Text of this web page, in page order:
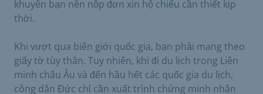
khuyên bạn nên nộp đơn xin hộ chiếu cần thiết kịp
thời.
Khi vượt qua biên giới quốc gia, bạn phải mang theo
giấy tờ tùy thân. Tuy nhiên, khi đi du lịch trong Liên
minh châu Âu và đến hầu hết các quốc gia du lịch,
công dân Đức chỉ cần xuất trình chứng minh nhân